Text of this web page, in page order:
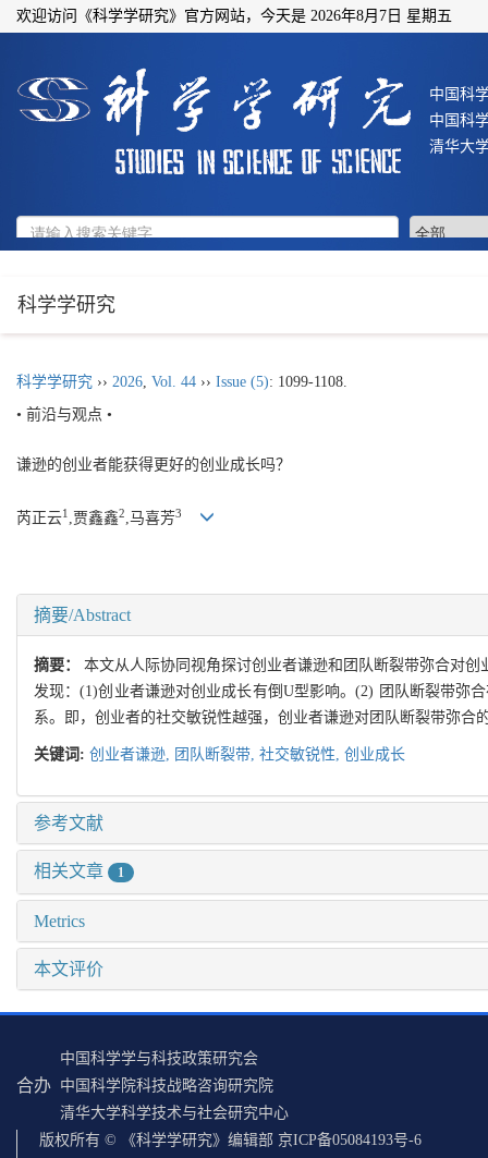
欢迎访问《科学学研究》官方网站，今天是 2026年8月7日 星期五
中国科
中国科
清华大
科学学研究
科学学研究 ›› 2026, Vol. 44 ›› Issue (5): 1099-1108.
• 前沿与观点 •
谦逊的创业者能获得更好的创业成长吗？
芮正云1 ,贾鑫鑫2,马喜芳3
摘要/Abstract
摘要： 本文从人际协同视角探讨创业者谦逊和团队断裂带弥合对
发现：(1)创业者谦逊对创业成长有倒U型影响。(2) 团队断裂带弥
系。即，创业者的社交敏锐性越强，创业者谦逊对团队断裂带弥合
关键词: 创业者谦逊, 团队断裂带, 社交敏锐性, 创业成长
参考文献
相关文章 1
Metrics
本文评价
合办
中国科学学与科技政策研究会
中国科学院科技战略咨询研究院
清华大学科学技术与社会研究中心
版权所有 © 《科学学研究》编辑部 京ICP备05084193号-6